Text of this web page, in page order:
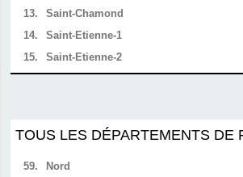
13.
Saint-Chamond
14.
Saint-Etienne-1
15.
Saint-Etienne-2
TOUS LES DÉPARTEMENTS DE
59.
Nord